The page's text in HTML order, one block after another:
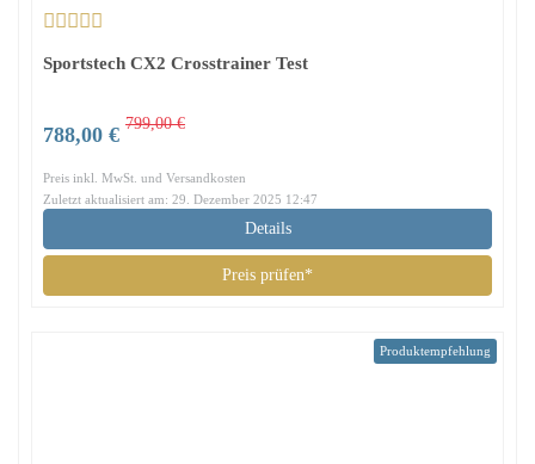
Sportstech CX2 Crosstrainer Test
788,00 € 799,00 €
Preis inkl. MwSt. und Versandkosten
Zuletzt aktualisiert am: 29. Dezember 2025 12:47
Details
Preis prüfen*
Produktempfehlung